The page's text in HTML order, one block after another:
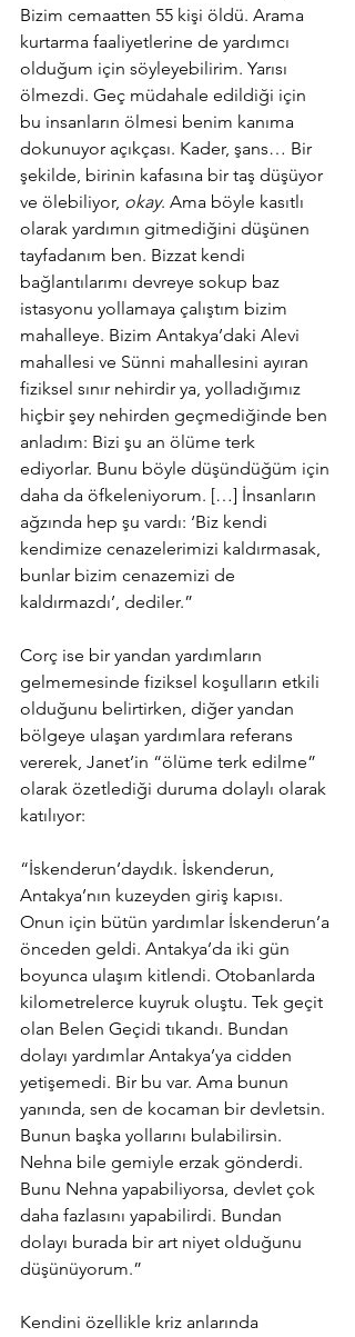
Bizim cemaatten 55 kişi öldü. Arama
kurtarma faaliyetlerine de yardımcı
olduğum için söyleyebilirim. Yarısı
ölmezdi. Geç müdahale edildiği için
bu insanların ölmesi benim kanıma
dokunuyor açıkçası. Kader, şans… Bir
şekilde, birinin kafasına bir taş düşüyor
ve ölebiliyor, okay. Ama böyle kasıtlı
olarak yardımın gitmediğini düşünen
tayfadanım ben. Bizzat kendi
bağlantılarımı devreye sokup baz
istasyonu yollamaya çalıştım bizim
mahalleye. Bizim Antakya’daki Alevi
mahallesi ve Sünni mahallesini ayıran
fiziksel sınır nehirdir ya, yolladığımız
hiçbir şey nehirden geçmediğinde ben
anladım: Bizi şu an ölüme terk
ediyorlar. Bunu böyle düşündüğüm için
daha da öfkeleniyorum. […] İnsanların
ağzında hep şu vardı: ‘Biz kendi
kendimize cenazelerimizi kaldırmasak,
bunlar bizim cenazemizi de
kaldırmazdı’, dediler.”
Corç ise bir yandan yardımların
gelmemesinde fiziksel koşulların etkili
olduğunu belirtirken, diğer yandan
bölgeye ulaşan yardımlara referans
vererek, Janet’in “ölüme terk edilme”
olarak özetlediği duruma dolaylı olarak
katılıyor:
“İskenderun’daydık. İskenderun,
Antakya’nın kuzeyden giriş kapısı.
Onun için bütün yardımlar İskenderun’a
önceden geldi. Antakya’da iki gün
boyunca ulaşım kitlendi. Otobanlarda
kilometrelerce kuyruk oluştu. Tek geçit
olan Belen Geçidi tıkandı. Bundan
dolayı yardımlar Antakya’ya cidden
yetişemedi. Bir bu var. Ama bunun
yanında, sen de kocaman bir devletsin.
Bunun başka yollarını bulabilirsin.
Nehna bile gemiyle erzak gönderdi.
Bunu Nehna yapabiliyorsa, devlet çok
daha fazlasını yapabilirdi. Bundan
dolayı burada bir art niyet olduğunu
düşünüyorum.”
Kendini özellikle kriz anlarında